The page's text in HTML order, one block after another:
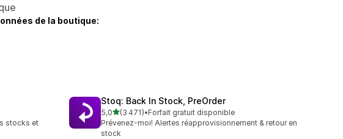
de la boutique:
stocks et
Stoq: Back In Stock, PreOrder
5,0étoile(s) sur 5
(3 471)
3471 avis au total
•Forfait gratuit disponible
Prévenez-moi! Alertes réapprovisionnement & retour en
stock